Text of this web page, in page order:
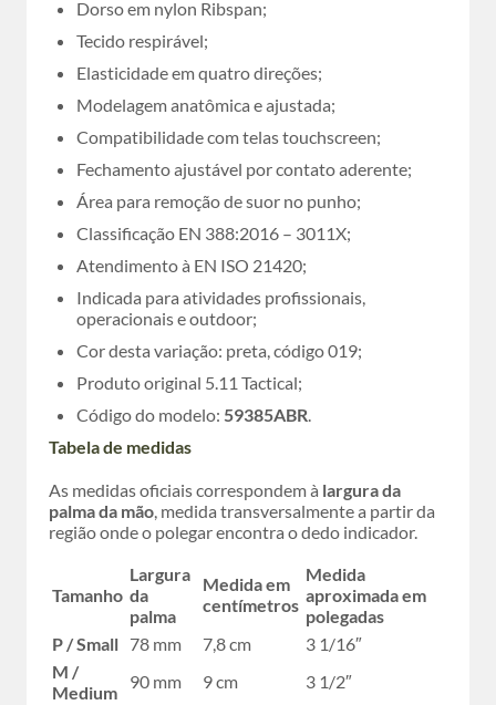
Dorso em nylon Ribspan;
Tecido respirável;
Elasticidade em quatro direções;
Modelagem anatômica e ajustada;
Compatibilidade com telas touchscreen;
Fechamento ajustável por contato aderente;
Área para remoção de suor no punho;
Classificação EN 388:2016 – 3011X;
Atendimento à EN ISO 21420;
Indicada para atividades profissionais,
operacionais e outdoor;
Cor desta variação: preta, código 019;
Produto original 5.11 Tactical;
Código do modelo: 59385ABR.
Tabela de medidas
As medidas oficiais correspondem à largura da
palma da mão, medida transversalmente a partir da
região onde o polegar encontra o dedo indicador.
Tamanho
Largura
da
palma
Medida em
centímetros
Medida
aproximada em
polegadas
P / Small 78 mm 7,8 cm
3 1/16″
M /
Medium
90 mm 9 cm
3 1/2″